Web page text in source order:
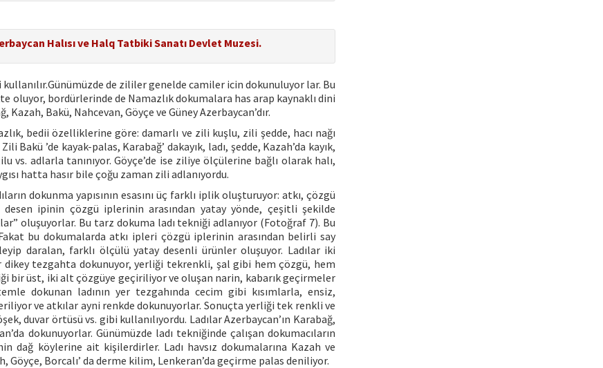
Halısı ve Halq Tatbiki Sanatı Devlet Muzesi.
de zililer genelde camiler icin dokunuluyor lar. Bu
oluyor, bordürlerinde de Namazlık dokumalara has arap kaynaklı dini
Bakü, Nahcevan, Göyçe ve Güney Azerbaycan’dır.
bedii özelliklerine göre: damarlı ve zili kuşlu, zili şedde, hacı nağı
’de kayak-palas, Karabağ’ dakayık, ladı, şedde, Kazah’da kayık,
vs. adlarla tanınıyor. Göyçe’de ise ziliye ölçülerine bağlı olarak halı,
hatta hasır bile çoğu zaman zili adlanıyordu.
dokunma yapısının esasını üç farklı iplik oluşturuyor: atkı, çözgü
ipinin çözgü iplerinin arasından yatay yönde, çeşitli şekilde
oluşuyorlar. Bu tarz dokuma ladı tekniği adlanıyor (Fotoğraf 7). Bu
bu dokumalarda atkı ipleri çözgü iplerinin arasından belirli say
daralan, farklı ölçülü yatay desenli ürünler oluşuyor. Ladılar iki
dikey tezgahta dokunuyor, yerliği tekrenkli, şal gibi hem çözgü, hem
bir üst, iki alt çözgüye geçiriliyor ve oluşan narin, kabarık geçirmeler
dokunan ladının yer tezgahında cecim gibi kısımlarla, ensiz,
ve atkılar ayni renkde dokunuyorlar. Sonuçta yerliği tek renkli ve
duvar örtüsü vs. gibi kullanılıyordu. Ladılar Azerbaycan’ın Karabağ,
dokunuyorlar. Günümüzde ladı tekniğinde çalışan dokumacıların
dağ köylerine ait kişilerdirler. Ladı havsız dokumalarına Kazah ve
Göyçe, Borcalı’ da derme kilim, Lenkeran’da geçirme palas deniliyor.